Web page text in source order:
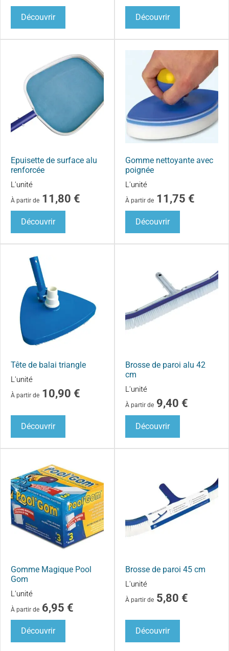
Découvrir Découvrir
Epuisette de surface alu
renforcée
L'unité
À partir de 11,80 €
Découvrir
Gomme nettoyante avec
poignée
L'unité
À partir de 11,75 €
Découvrir
Tête de balai triangle
L'unité
À partir de 10,90 €
Découvrir
Brosse de paroi alu 42
cm
L'unité
À partir de 9,40 €
Découvrir
Gomme Magique Pool
Gom
L'unité
À partir de 6,95 €
Découvrir
Brosse de paroi 45 cm
L'unité
À partir de 5,80 €
Découvrir